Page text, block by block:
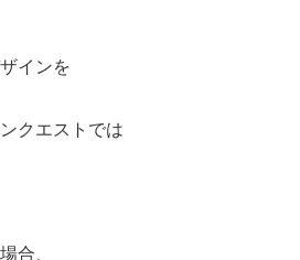
インを
クエストでは
合、